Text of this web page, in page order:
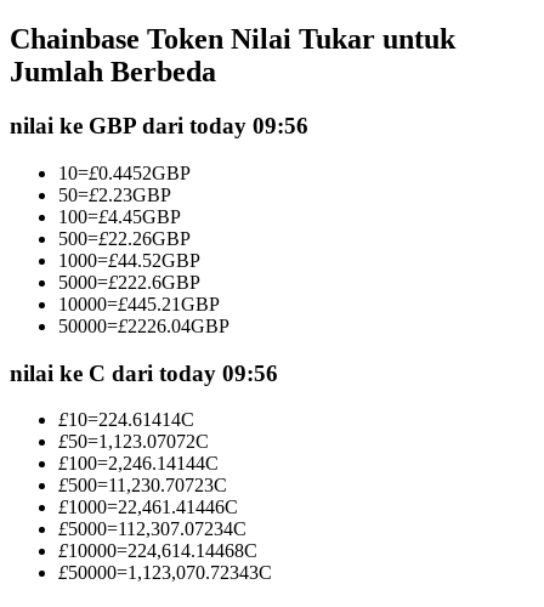
Menjadi Pedagang Salinan
Nikmati pembagian keuntungan dan komisi copy trading
Informasi
Chainbase Token Nilai Tukar untuk
Jumlah Berbeda
nilai ke GBP dari today 09:56
10=£0.4452GBP
50=£2.23GBP
100=£4.45GBP
500=£22.26GBP
1000=£44.52GBP
5000=£222.6GBP
10000=£445.21GBP
50000=£2226.04GBP
nilai ke C dari today 09:56
£10=224.61414C
£50=1,123.07072C
£100=2,246.14144C
£500=11,230.70723C
£1000=22,461.41446C
£5000=112,307.07234C
£10000=224,614.14468C
£50000=1,123,070.72343C